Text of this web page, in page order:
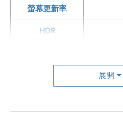
螢幕更新率
HDR
展開